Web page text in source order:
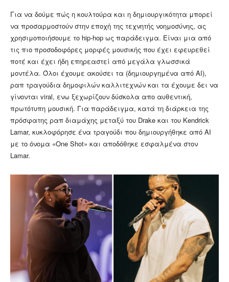
Για να δούμε πώς η κουλτούρα και η δημιουργικότητα μπορεί
να προσαρμοστούν στην εποχή της τεχνητής νοημοσύνης, ας
χρησιμοποιήσουμε το hip-hop ως παράδειγμα. Είναι μια από
τις πιο προσοδοφόρες μορφές μουσικής που έχει εφευρεθεί
ποτέ και έχει ήδη επηρεαστεί από μεγάλα γλωσσικά
μοντέλα. Όλοι έχουμε ακούσει τα (δημιουργημένα από AI),
ραπ τραγούδια δημοφιλών καλλιτεχνών και τα έχουμε δει να
γίνονται viral, ενω ξεχωρίζουν δύσκολα απο αυθεντική,
πρωτότυπη μουσική. Για παράδειγμα, κατά τη διάρκεια της
πρόσφατης ραπ διαμάχης μεταξύ του Drake και του Kendrick
Lamar, κυκλοφόρησε ένα τραγούδι που δημιουργήθηκε από AI
με το όνομα «One Shot» και αποδόθηκε εσφαλμένα στον
Lamar.